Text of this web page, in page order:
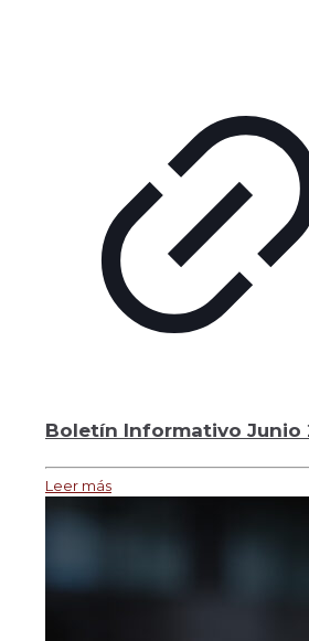
Boletín Informativo Junio
Leer más